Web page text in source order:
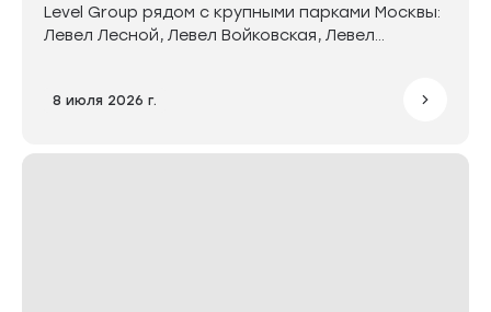
Level Group рядом с крупными парками Москвы:
Левел Лесной, Левел Войковская, Левел
хочет жить рядом с зелёными зонами, гулять и
среднем дорога до парка занимает от 5 до 15
8 июля 2026 г.